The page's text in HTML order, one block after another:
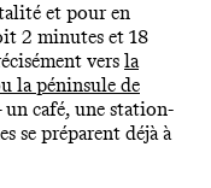
et pour en
2 minutes et 18
vers la
la péninsule de
un café, une station-
se préparent déjà à